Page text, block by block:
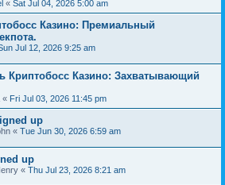
« Sat Jul 04, 2026 5:00 am
Казино: Премиальный
Jul 12, 2026 9:25 am
Криптобосс Казино: Захватывающий
« Fri Jul 03, 2026 11:45 pm
up
« Tue Jun 30, 2026 6:59 am
up
« Thu Jul 23, 2026 8:21 am